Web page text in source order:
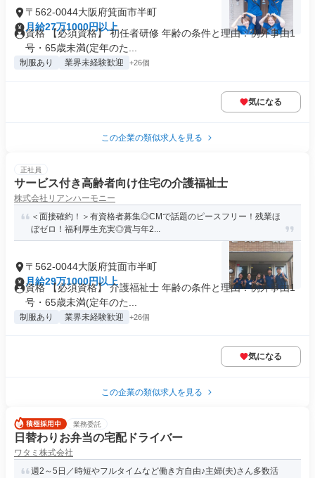
〒562-0044大阪府箕面市半町
月給27万1000円以上
資格 【必須資格】 初任者研修 年齢の条件と理由：例外事由1
号・65歳未満(定年のた...
制服あり 業界未経験歓迎 +26個
気になる
この企業の類似求人を見る
正社員
サービス付き高齢者向け住宅の介護福祉士
株式会社リアンハーモニー
＜面接確約！＞有資格者募集◎CMで話題のピースフリー！残業ほ
ぼゼロ！福利厚生充実◎賞与年2...
〒562-0044大阪府箕面市半町
月給29万1000円以上
資格 【必須資格】 介護福祉士 年齢の条件と理由：例外事由1
号・65歳未満(定年のた...
制服あり 業界未経験歓迎 +26個
気になる
この企業の類似求人を見る
業務委託
日替わりお弁当の宅配ドライバー
ワタミ株式会社
週2～5日／時短やフルタイムなど働き方自由♪主婦(夫)さん多数活